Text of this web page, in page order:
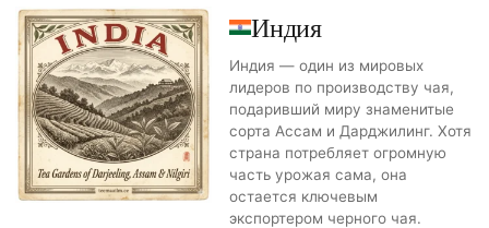
Индия
Индия — один из мировых
лидеров по производству чая,
подаривший миру знаменитые
сорта Ассам и Дарджилинг. Хотя
страна потребляет огромную
часть урожая сама, она
остается ключевым
экспортером черного чая.